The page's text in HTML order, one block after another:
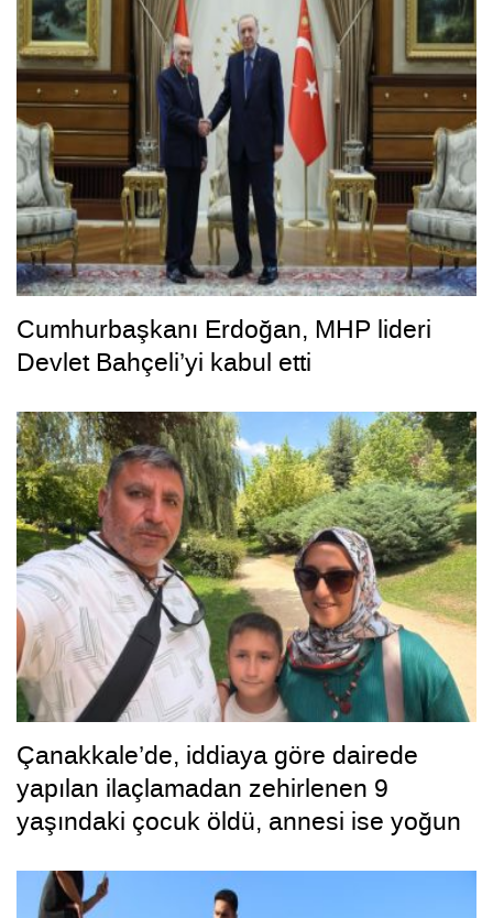
Cumhurbaşkanı Erdoğan, MHP lideri
Devlet Bahçeli’yi kabul etti
Çanakkale’de, iddiaya göre dairede
yapılan ilaçlamadan zehirlenen 9
yaşındaki çocuk öldü, annesi ise yoğun